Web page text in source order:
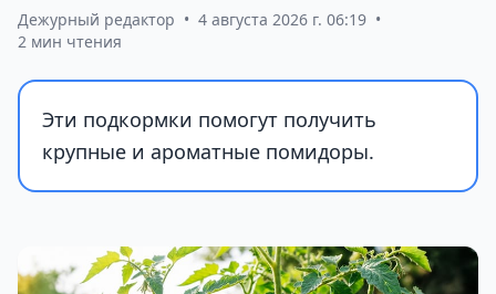
Дежурный редактор • 4 августа 2026 г. 06:19 •
2 мин чтения
Эти подкормки помогут получить
крупные и ароматные помидоры.